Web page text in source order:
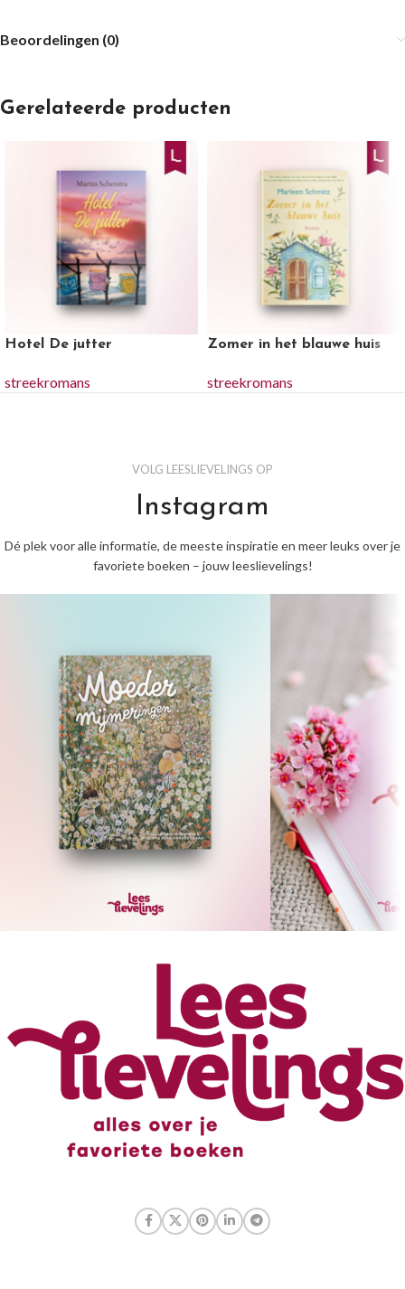
Beoordelingen (0)
Gerelateerde producten
Hotel De jutter
streekromans
Zomer in het blauwe huis
streekromans
VOLG LEESLIEVELINGS OP
Instagram
Dé plek voor alle informatie, de meeste inspiratie en meer leuks over je
favoriete boeken – jouw leeslievelings!